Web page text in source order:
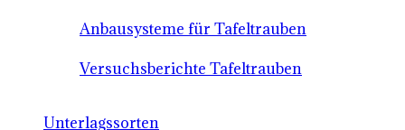
Anbausysteme für Tafeltrauben
Versuchsberichte Tafeltrauben
Unterlagssorten